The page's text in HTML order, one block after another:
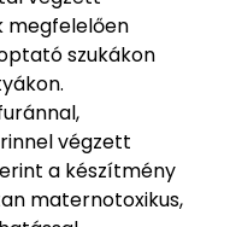
megfelelően
szukákon
végzett
a készítmény
maternotoxikus,